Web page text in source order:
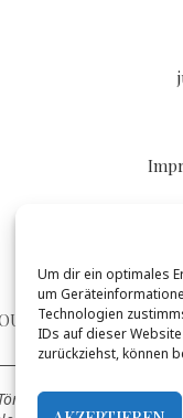
Um dir ein optimales
um
Technologien
IDs auf dieser
zurückziehst, können
genutzt werden,